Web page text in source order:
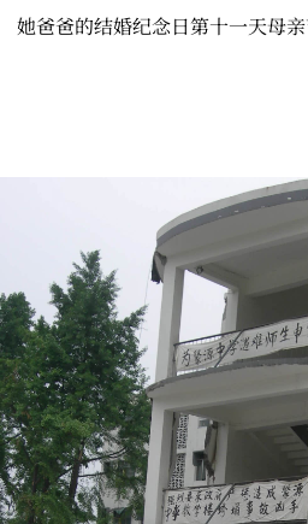
她爸爸的结婚纪念日第十一天母